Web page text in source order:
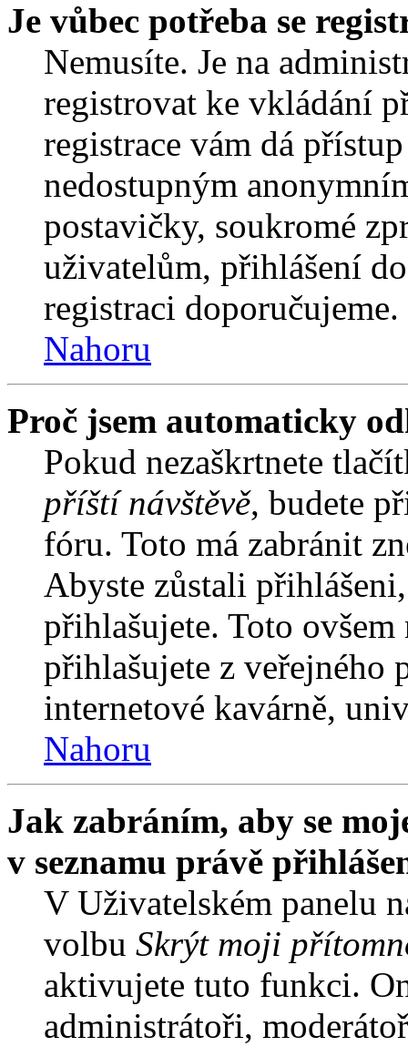
Je vůbec potřeba se
Nemusíte. Je na
registrovat ke vkládání
registrace vám dá
nedostupným
postavičky, soukromé
uživatelům, přihlášení
registraci
Nahoru
Proč jsem automaticky
Pokud nezaškrtnete
příští návštěvě, budete
fóru. Toto má zabránit
Abyste zůstali
přihlašujete. Toto
přihlašujete z veřejného
internetové kavárně,
Nahoru
Jak zabráním, aby se
v seznamu právě
V Uživatelském panelu
volbu Skrýt moji
aktivujete tuto funkci.
administrátoři,